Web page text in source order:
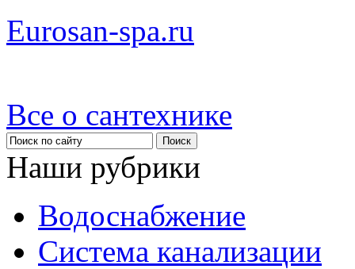
Eurosan-spa.ru
Все о сантехнике
Наши рубрики
Водоснабжение
Система канализации